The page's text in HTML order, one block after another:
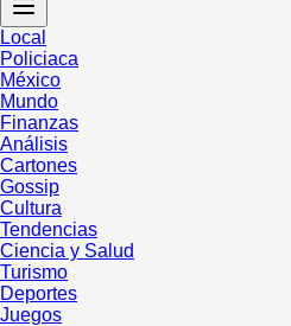
Local
Policiaca
México
Mundo
Finanzas
Análisis
Cartones
Gossip
Cultura
Tendencias
Ciencia y Salud
Turismo
Deportes
Juegos